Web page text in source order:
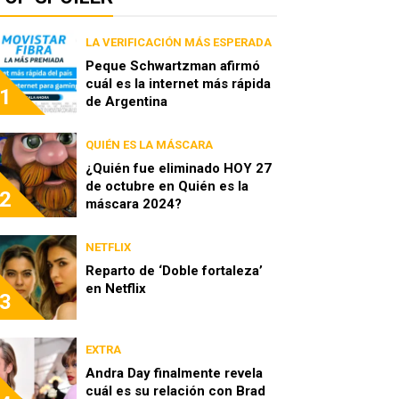
1
LA VERIFICACIÓN MÁS ESPERADA
Peque Schwartzman afirmó
cuál es la internet más rápida
de Argentina
2
QUIÉN ES LA MÁSCARA
¿Quién fue eliminado HOY 27
de octubre en Quién es la
máscara 2024?
3
NETFLIX
Reparto de ‘Doble fortaleza’
en Netflix
EXTRA
Andra Day finalmente revela
cuál es su relación con Brad